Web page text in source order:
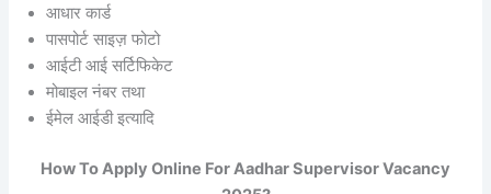
आधार कार्ड
पासपोर्ट साइज़ फोटो
आईटी आई सर्टिफिकेट
मोबाइल नंबर तथा
ईमेल आईडी इत्यादि
How To Apply Online For Aadhar Supervisor Vacancy